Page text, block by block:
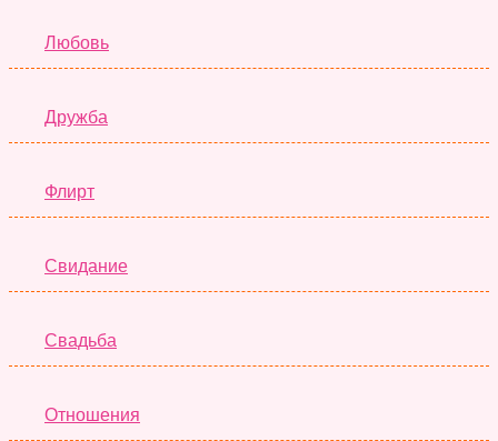
Любовь
Дружба
Флирт
Свидание
Свадьба
Отношения